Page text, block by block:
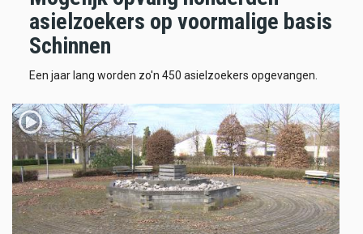
asielzoekers op voormalige basis
Schinnen
Een jaar lang worden zo'n 450 asielzoekers opgevangen.